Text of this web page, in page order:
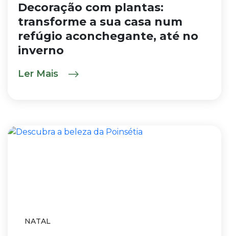
Decoração com plantas:
transforme a sua casa num
refúgio aconchegante, até no
inverno
Ler Mais
NATAL